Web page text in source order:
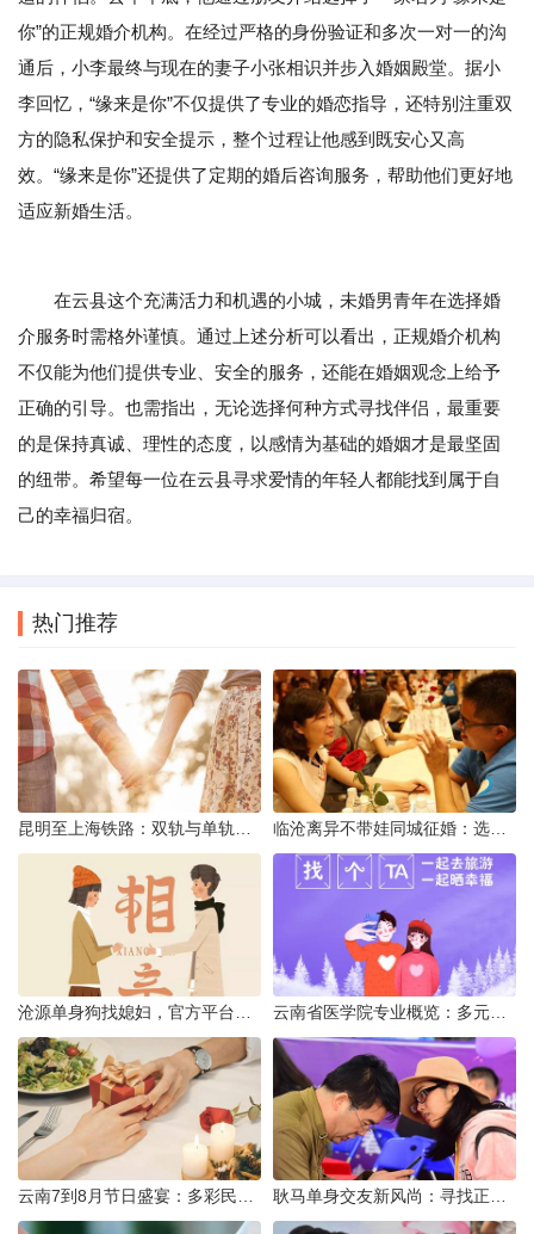
你”的正规婚介机构。在经过严格的身份验证和多次一对一的沟
通后，小李最终与现在的妻子小张相识并步入婚姻殿堂。据小
李回忆，“缘来是你”不仅提供了专业的婚恋指导，还特别注重双
方的隐私保护和安全提示，整个过程让他感到既安心又高
效。“缘来是你”还提供了定期的婚后咨询服务，帮助他们更好地
适应新婚生活。
在云县这个充满活力和机遇的小城，未婚男青年在选择婚
介服务时需格外谨慎。通过上述分析可以看出，正规婚介机构
不仅能为他们提供专业、安全的服务，还能在婚姻观念上给予
正确的引导。也需指出，无论选择何种方式寻找伴侣，最重要
的是保持真诚、理性的态度，以感情为基础的婚姻才是最坚固
的纽带。希望每一位在云县寻求爱情的年轻人都能找到属于自
己的幸福归宿。
热门推荐